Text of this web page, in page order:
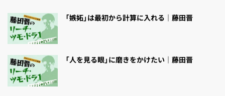
「嫉妬」は最初から計算に入れる｜藤田晋
「人を見る眼」に磨きをかけたい｜藤田晋